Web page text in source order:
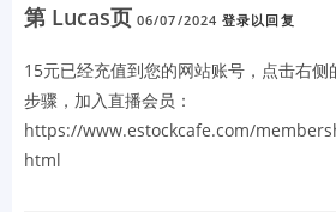
第 Lucas页 06/07/2024 登录以回复
15元已经充值到您的网站账号，点击右
步骤，加入直播会员：
https://www.estockcafe.com/
html